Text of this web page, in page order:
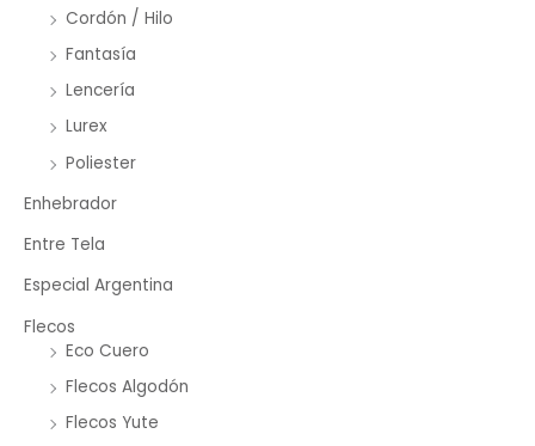
Cordón / Hilo
Fantasía
Lencería
Lurex
Poliester
Enhebrador
Entre Tela
Especial Argentina
Flecos
Eco Cuero
Flecos Algodón
Flecos Yute